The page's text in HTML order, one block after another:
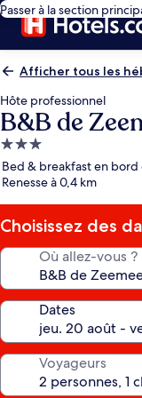
Passer à la section
Afficher tous les
Hôte professionnel
B&B de
Hébergement
3.0 étoiles
Bed & breakfast en
Renesse à 0,4 km
Choisissez des
Où allez-vous ?
Dates
Voyageurs